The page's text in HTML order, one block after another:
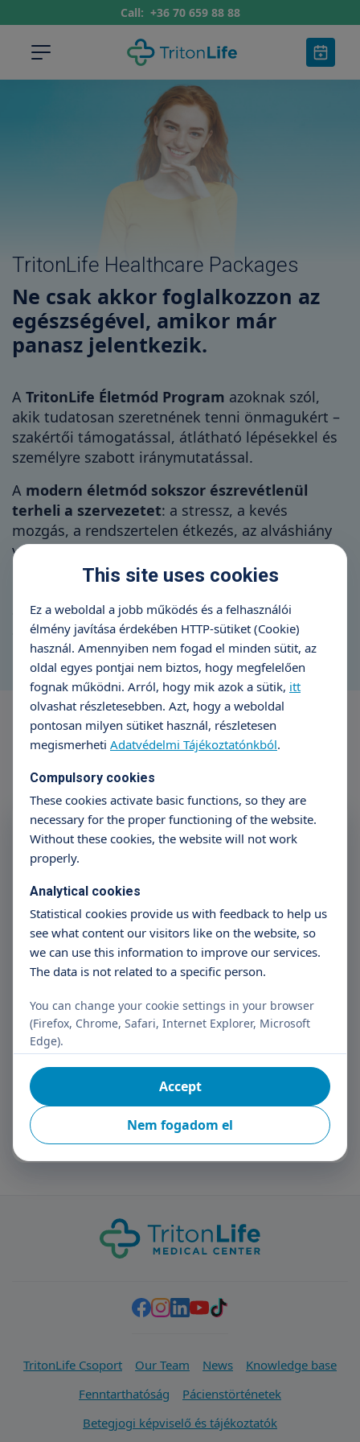
Call: +36 70 659 88 88
TritonLife Healthcare Packages
Ne csak akkor foglalkozzon az
egészségével, amikor már
panasz jelentkezik.
A TritonLife Életmód Program azoknak szól,
akik tudatosan szeretnének tenni önmagukért –
szakértői támogatással, átlátható lépésekkel és
személyre szabott iránymutatással.
A modern életmód sokszor észrevétlenül
terheli a szervezetet: a stressz, a kevés
mozgás, a rendszertelen étkezés, az alváshiány
vagy a folyamatos rohanás hosszú távon mind
hatással lehet az egészségre. Programunk segít
amelyekre érdemes odafigyelni, és támogatást
ad abban, hogy a változtatás ne lemondás,
hanem valóban tartható életmód legyen.
Subscribe to the Triton
Newsletter
Name
E-mail address
Subscribe
I have read the data management information.
I consent to the Controller processing my personal data
TritonLife Csoport Our Team News
Knowledge base
Fenntarthatóság
Pácienstörténetek
Betegjogi képviselő és tájékoztatók
This site uses cookies
Ez a weboldal a jobb működés és a felhasználói
élmény javítása érdekében HTTP-sütiket (Cookie)
használ. Amennyiben nem fogad el minden sütit, az
oldal egyes pontjai nem biztos, hogy megfelelően
fognak működni. Arról, hogy mik azok a sütik, itt
olvashat részletesebben. Azt, hogy a weboldal
pontosan milyen sütiket használ, részletesen
megismerheti Adatvédelmi Tájékoztatónkból.
Compulsory cookies
These cookies activate basic functions, so they are
necessary for the proper functioning of the website.
Without these cookies, the website will not work
properly.
Analytical cookies
Statistical cookies provide us with feedback to help us
see what content our visitors like on the website, so
we can use this information to improve our services.
The data is not related to a specific person.
You can change your cookie settings in your browser
(Firefox, Chrome, Safari, Internet Explorer, Microsoft
Edge).
Nem fogadom el
Accept